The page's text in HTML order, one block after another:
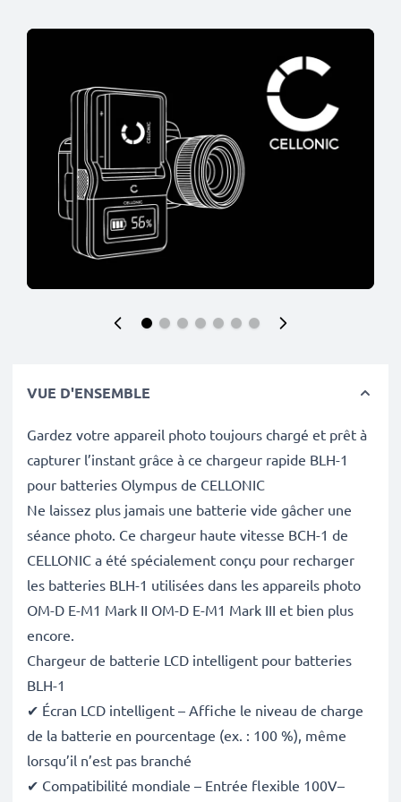
VUE D'ENSEMBLE
Gardez votre appareil photo toujours chargé et prêt à
capturer l’instant grâce à ce chargeur rapide BLH-1
pour batteries Olympus de CELLONIC
Ne laissez plus jamais une batterie vide gâcher une
séance photo. Ce chargeur haute vitesse BCH-1 de
CELLONIC a été spécialement conçu pour recharger
les batteries BLH-1 utilisées dans les appareils photo
OM-D E-M1 Mark II OM-D E-M1 Mark III et bien plus
encore.
Chargeur de batterie LCD intelligent pour batteries
BLH-1
✔ Écran LCD intelligent – Affiche le niveau de charge
de la batterie en pourcentage (ex. : 100 %), même
lorsqu’il n’est pas branché
✔ Compatibilité mondiale – Entrée flexible 100V–